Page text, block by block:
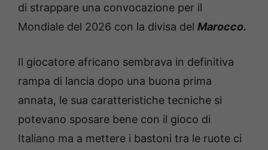
di strappare una convocazione per il
Mondiale del 2026 con la divisa del Marocco.
Il giocatore africano sembrava in definitiva
rampa di lancia dopo una buona prima
annata, le sua caratteristiche tecniche si
potevano sposare bene con il gioco di
Italiano ma a mettere i bastoni tra le ruote ci